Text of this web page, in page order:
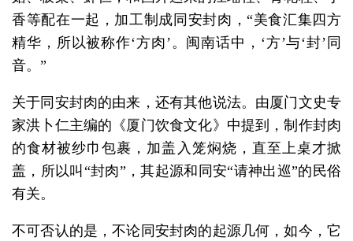
香等配在一起，加工制成同安封肉，“美食汇集四方
精华，所以被称作‘方肉’。闽南话中，‘方’与‘封’同
音。”
关于同安封肉的由来，还有其他说法。由厦门文史专
家洪卜仁主编的《厦门饮食文化》中提到，制作封肉
的食材被纱巾包裹，加盖入笼焖烧，直至上桌才掀
盖，所以叫“封肉”，其起源和同安“请神出巡”的民俗
有关。
不可否认的是，不论同安封肉的起源几何，如今，它